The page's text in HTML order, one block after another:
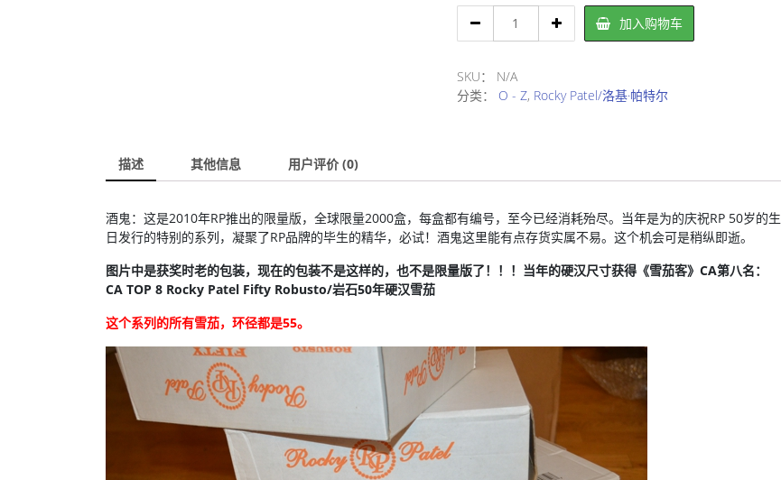
Patel
Five/
洛
尔
十
五
列
量
加入购物车
SKU： N/A
分类： O - Z, Rocky Patel/洛基·帕特尔
描述 其他信息 用户评价 (0)
酒鬼：这是2010年RP推出的限量版，全球限量2000盒，每盒都有编号，至今已经消耗殆尽。当年是为的庆祝RP 50岁的生
日发行的特别的系列，凝聚了RP品牌的毕生的精华，必试！酒鬼这里能有点存货实属不易。这个机会可是稍纵即逝。
图片中是获奖时老的包装，现在的包装不是这样的，也不是限量版了！！！当年的硬汉尺寸获得《雪茄客》CA第八名：
CA TOP 8 Rocky Patel Fifty Robusto/岩石50年硬汉雪茄
这个系列的所有雪茄，环径都是55。